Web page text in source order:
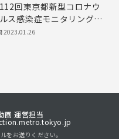
回東京都新型コロナウ
ス感染症モニタリング会
和5年1月26日16時15分
2023.01.26
画 運営担当
をお送りください。